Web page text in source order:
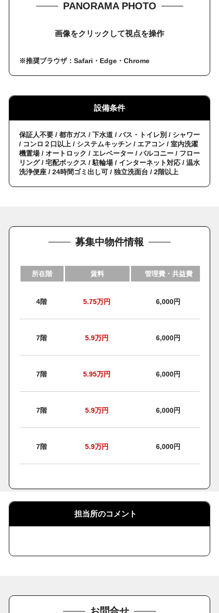
PANORAMA PHOTO
画像をクリックして視点を操作
※推奨ブラウザ：Safari・Edge・Chrome
設備条件
保証人不要 / 都市ガス / 下水道 / バス・トイレ別 / シャワー
/ コンロ２口以上 / システムキッチン / エアコン / 室内洗濯
機置場 / オートロック / エレベーター / バルコニー / フロー
リング / 宅配ボックス / 駐輪場 / インターネット対応 / 温水
洗浄便座 / 24時間ゴミ出し可 / 独立洗面台 / 2階以上
募集中物件情報
所在階 賃料 管理費・共益費
4階 5.75万円 6,000円
7階 5.9万円 6,000円
7階 5.95万円 6,000円
7階 5.9万円 6,000円
7階 5.9万円 6,000円
担当所のコメント